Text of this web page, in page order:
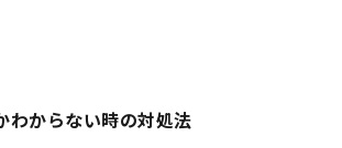
わからない時の対処法